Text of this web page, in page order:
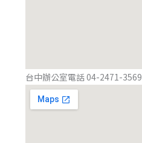
台中辦公室電話 04-2471-3569